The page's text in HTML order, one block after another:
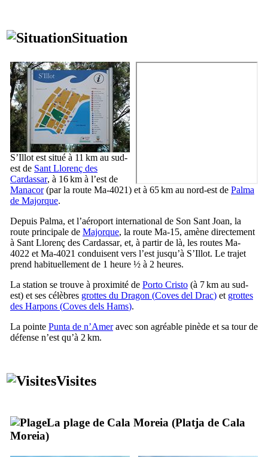
Situation
S’Illot est situé à 11 km au sud-
est de Sant Llorenç des
Cardassar, à 16 km à l’est de
Manacor(par la route Ma-4021) et à 65 km au nord-est de Palma
de Majorque.
Depuis Palma, et l’aéroport international de Son Sant Joan, la
route principale de Majorque, la route Ma-15, amène directement
à Sant Llorenç des Cardassar, et, à partir de là, les routes Ma-
4022 et Ma-4021 conduisent vers l’est jusqu’à S’Illot. Le trajet
prend habituellement de 1 heure ½ à 2 heures.
La station se trouve à proximité de Porto Cristo (à 7 km au sud-
est) et ses célèbres grottes du Dragon (Coves del Drac) et grottes
des Harpons (Coves dels Hams).
La pointe Punta de n’Ameravec son agréable pinède et sa tour de
défense n’est qu’à 2 km.
Visites
La plage de Cala Moreia (Platja de Cala
Moreia)